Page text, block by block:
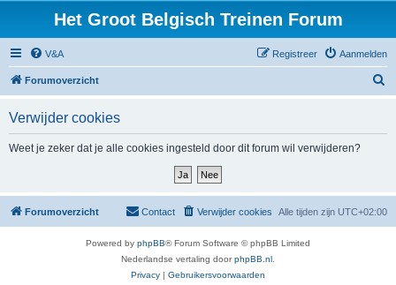
Het Groot Belgisch Treinen Forum
V&A Aanmelden
Registreer
Forumoverzicht
Verwijder cookies
Weet je zeker dat je alle cookies ingesteld door dit forum wil verwijderen?
Forumoverzicht Alle tijden zijn UTC+02:00
Verwijder cookies
Contact
Powered by phpBB® Forum Software © phpBB Limited
Nederlandse vertaling doorphpBB.nl
Privacy | Gebruikersvoorwaarden